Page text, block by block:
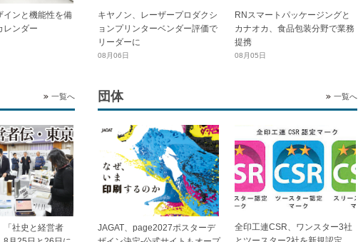
インと機能性を備
レンダー
キヤノン、レーザープロダクシ
ョンプリンターベンダー評価で
リーダーに
08月06日
RNスマートパッケージングと
カナオカ、食品包装分野で業務
提携
08月05日
一覧へ
「社史と経営者
団体 一覧へ
JAGAT、page2027ポスターデ
全印工連CSR、ワンスター3社